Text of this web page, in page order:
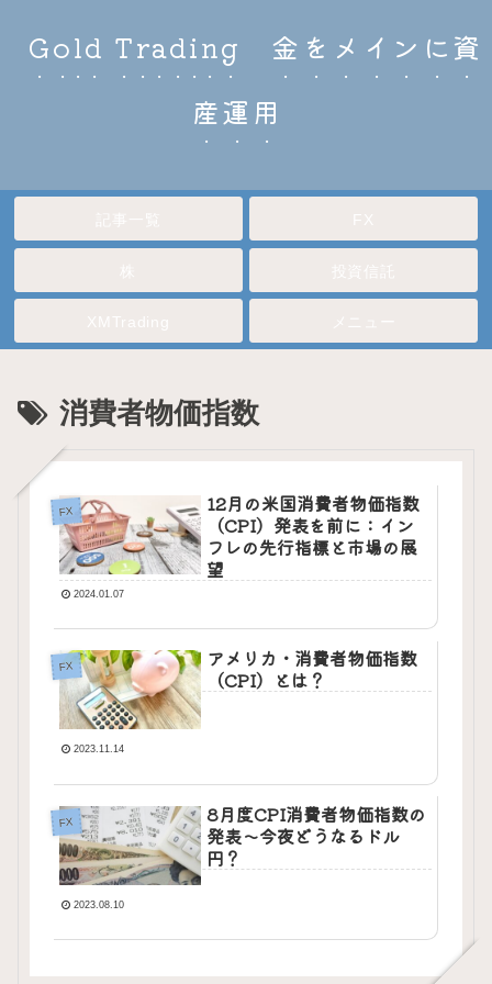
Gold Trading 金をメインに資
産運用
消費者物価指数
FX
12月の米国消費者物価指数
（CPI）発表を前に：イン
フレの先行指標と市場の展
望
2024.01.07
FX
アメリカ・消費者物価指数
（CPI）とは？
2023.11.14
FX
8月度CPI消費者物価指数の
発表～今夜どうなるドル
円？
2023.08.10